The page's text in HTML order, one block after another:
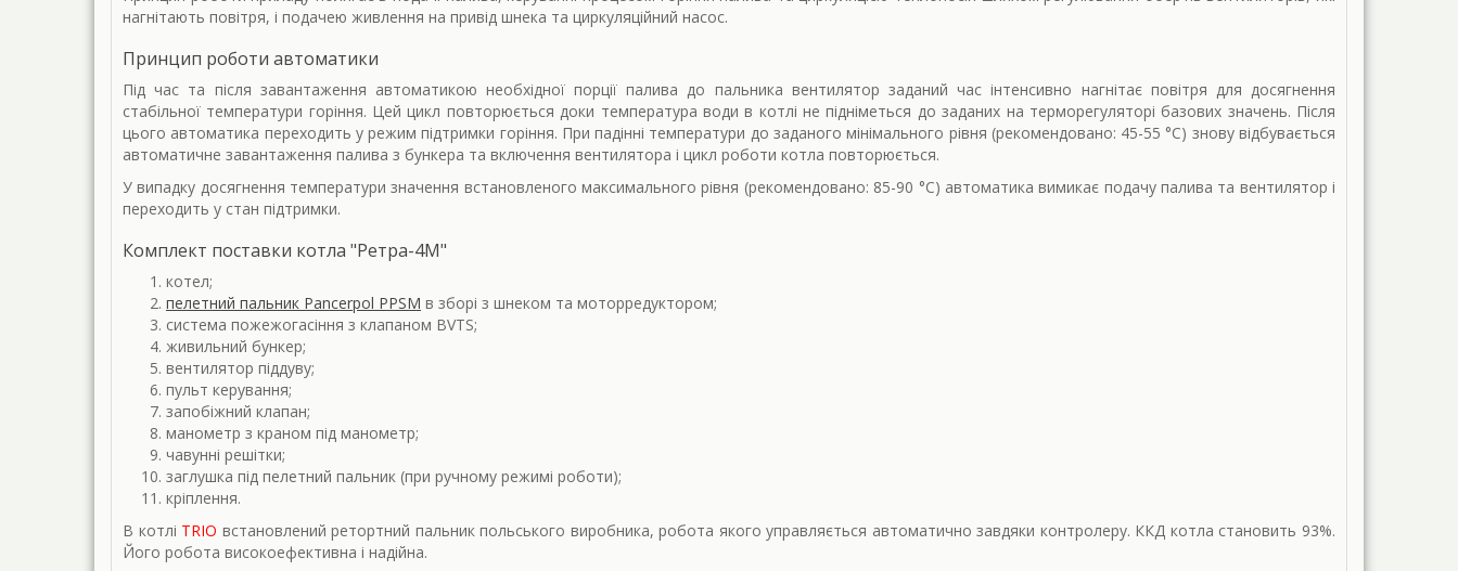
нагнітають повітря, і подачею живлення на привід шнека та циркуляційний насос.
Принцип роботи автоматики
Під час та після завантаження автоматикою необхідної порції палива до пальника вентилятор заданий час інтенсивно нагнітає повітря для досягнення
стабільної температури горіння. Цей цикл повторюється доки температура води в котлі не підніметься до заданих на терморегуляторі базових значень. Після
цього автоматика переходить у режим підтримки горіння. При падінні температури до заданого мінімального рівня (рекомендовано: 45-55 °С) знову відбувається
автоматичне завантаження палива з бункера та включення вентилятора і цикл роботи котла повторюється.
У випадку досягнення температури значення встановленого максимального рівня (рекомендовано: 85-90 °С) автоматика вимикає подачу палива та вентилятор і
переходить у стан підтримки.
Комплект поставки котла "Ретра-4М"
котел;
пелетний пальник Pancerpol PPSM в зборі з шнеком та моторредуктором;
система пожежогасіння з клапаном BVTS;
живильний бункер;
вентилятор піддуву;
пульт керування;
запобіжний клапан;
манометр з краном під манометр;
чавунні решітки;
заглушка під пелетний пальник (при ручному режимі роботи);
кріплення.
В котлі TRIO встановлений ретортний пальник польського виробника, робота якого управляється автоматично завдяки контролеру. ККД котла становить 93%.
Його робота високоефективна і надійна.